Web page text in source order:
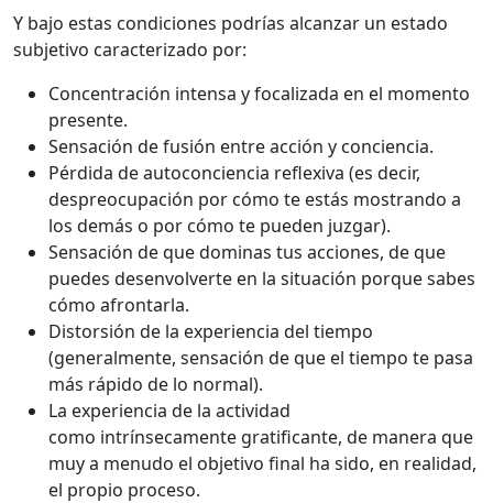
Y bajo estas condiciones podrías alcanzar un estado
subjetivo caracterizado por:
Concentración intensa y focalizada en el momento
presente.
Sensación de fusión entre acción y conciencia.
Pérdida de autoconciencia reflexiva (es decir,
despreocupación por cómo te estás mostrando a
los demás o por cómo te pueden juzgar).
Sensación de que dominas tus acciones, de que
puedes desenvolverte en la situación porque sabes
cómo afrontarla.
Distorsión de la experiencia del tiempo
(generalmente, sensación de que el tiempo te pasa
más rápido de lo normal).
La experiencia de la actividad
como intrínsecamente gratificante, de manera que
muy a menudo el objetivo final ha sido, en realidad,
el propio proceso.